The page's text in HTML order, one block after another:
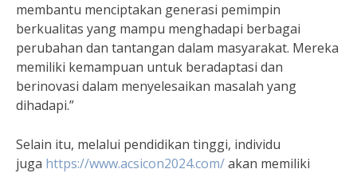
membantu menciptakan generasi pemimpin
berkualitas yang mampu menghadapi berbagai
perubahan dan tantangan dalam masyarakat. Mereka
memiliki kemampuan untuk beradaptasi dan
berinovasi dalam menyelesaikan masalah yang
dihadapi.”
Selain itu, melalui pendidikan tinggi, individu
juga https://www.acsicon2024.com/akan memiliki